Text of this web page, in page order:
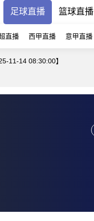
足球直播 篮球直播
直播 西甲直播 意甲直播
11-14 08:30:00】